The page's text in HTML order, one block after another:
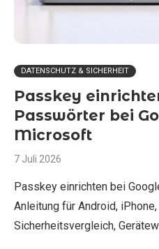
DATENSCHUTZ & SICHERHEIT
Passkey
Passwörter bei
Microsoft
7 Juli 2026
Passkey einrichten bei
Anleitung für Android,
Sicherheitsvergleich,